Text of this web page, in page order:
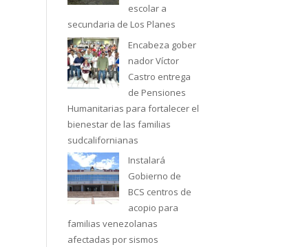
escolar a
secundaria de Los Planes
Encabeza gober
nador Víctor
Castro entrega
de Pensiones
Humanitarias para fortalecer el
bienestar de las familias
sudcalifornianas
Instalará
Gobierno de
BCS centros de
acopio para
familias venezolanas
afectadas por sismos